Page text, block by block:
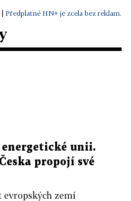
Předplatné HN+ je zcela bez reklam.
unii.
propojí své
evropských zemí